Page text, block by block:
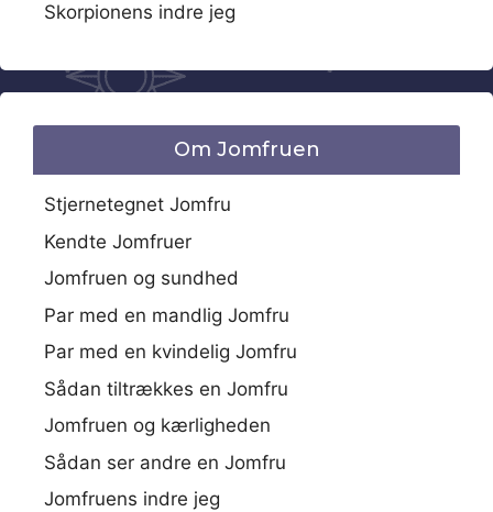
Skorpionens indre jeg
Om Jomfruen
Stjernetegnet Jomfru
Kendte Jomfruer
Jomfruen og sundhed
Par med en mandlig Jomfru
Par med en kvindelig Jomfru
Sådan tiltrækkes en Jomfru
Jomfruen og kærligheden
Sådan ser andre en Jomfru
Jomfruens indre jeg